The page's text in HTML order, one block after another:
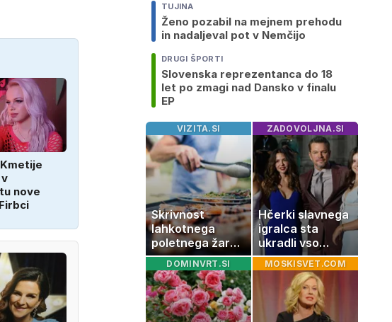
nove
TUJINA
Ženo pozabil na mejnem prehodu
in nadaljeval pot v Nemčijo
DRUGI ŠPORTI
Slovenska reprezentanca do 18
let po zmagi nad Dansko v finalu
EP
VIZITA.SI
Skrivnost
lahkotnega
poletnega žara,
po katerem ne
boste
potrebovali
popoldanskega
spanca
ZADOVOLJNA.SI
Hčerki slavnega
igralca sta
ukradli vso
pozornost
DOMINVRT.SI MOSKISVET.COM